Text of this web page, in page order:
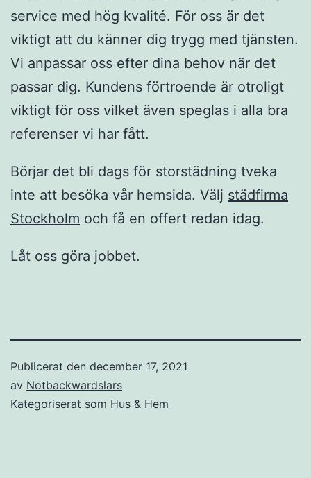
service med hög kvalité. För oss är det
viktigt att du känner dig trygg med tjänsten.
Vi anpassar oss efter dina behov när det
passar dig. Kundens förtroende är otroligt
viktigt för oss vilket även speglas i alla bra
referenser vi har fått.
Börjar det bli dags för storstädning tveka
inte att besöka vår hemsida. Välj städfirma
Stockholm och få en offert redan idag.
Låt oss göra jobbet.
Publicerat den december 17, 2021
av Notbackwardslars
Kategoriserat som Hus & Hem